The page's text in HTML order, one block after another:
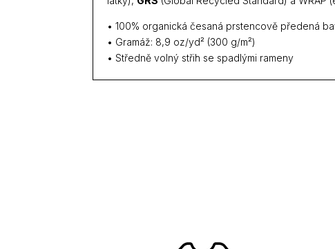
• 100% organická česaná prstencově předená
• Gramáž: 8,9 oz/yd² (300 g/m²)
• Středně volný střih se spadlými rameny